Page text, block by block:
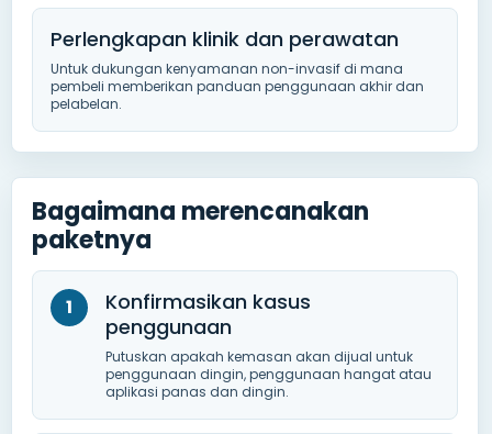
Perlengkapan klinik dan perawatan
Untuk dukungan kenyamanan non-invasif di mana
pembeli memberikan panduan penggunaan akhir dan
pelabelan.
Bagaimana merencanakan
paketnya
Konfirmasikan kasus
penggunaan
Putuskan apakah kemasan akan dijual untuk
penggunaan dingin, penggunaan hangat atau
aplikasi panas dan dingin.